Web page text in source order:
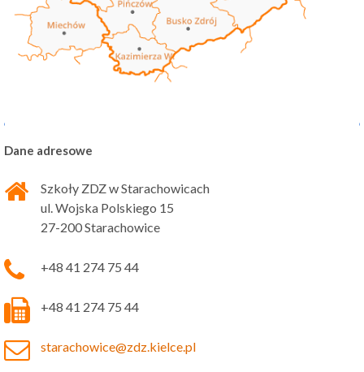
Dane adresowe
Szkoły ZDZ w Starachowicach
ul. Wojska Polskiego 15
27-200 Starachowice
+48 41 274 75 44
+48 41 274 75 44
starachowice@zdz.kielce.pl